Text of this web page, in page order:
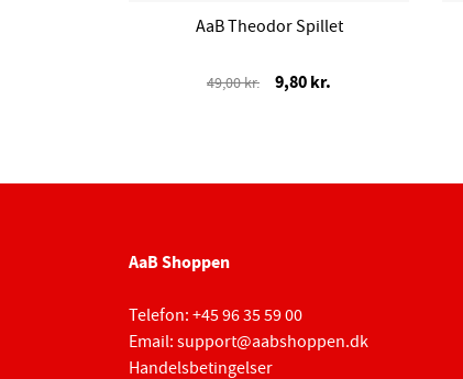
AaB Theodor Spillet
49,00 kr. 9,80 kr.
AaB Shoppen
Telefon: +45 96 35 59 00
Email: support@aabshoppen.dk
Handelsbetingelser